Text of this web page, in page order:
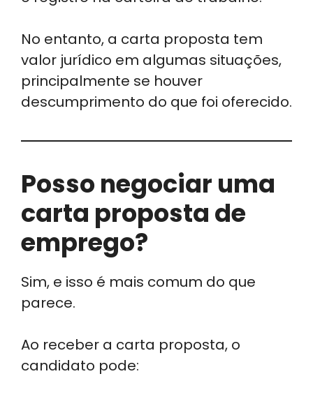
No entanto, a carta proposta tem
valor jurídico em algumas situações,
principalmente se houver
descumprimento do que foi oferecido.
Posso negociar uma
carta proposta de
emprego?
Sim, e isso é mais comum do que
parece.
Ao receber a carta proposta, o
candidato pode: